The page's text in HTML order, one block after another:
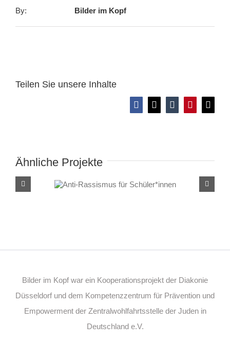
By: Bilder im Kopf
Teilen Sie unsere Inhalte
Facebook
X TumblrPinterest
E-
Ähnliche ProjekteAnti-Rassismus für
Schüler*innen
Bilder im Kopf war ein Kooperationsprojekt der Diakonie
Düsseldorf und dem Kompetenzzentrum für Prävention und
Empowerment der Zentralwohlfahrtsstelle der Juden in
Deutschland e.V.